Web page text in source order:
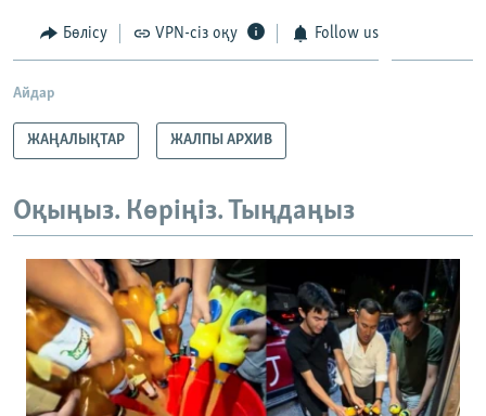
Бөлісу VPN-сіз оқу Follow us
Айдар
ЖАҢАЛЫҚТАР ЖАЛПЫ АРХИВ
Оқыңыз. Көріңіз. Тыңдаңыз